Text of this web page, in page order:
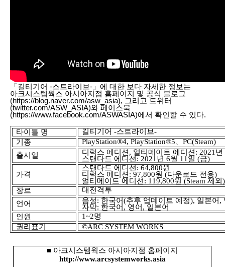
「길티기어 -스트라이브-」에 대한 보다 자세한 정보는
아크시스템웍스 아시아지점 홈페이지 및 공식 블로그
(https://blog.naver.com/asw_asia), 그리고 트위터
(twitter.com/ASW_ASIA)와 페이스북
(https://www.facebook.com/ASWASIA)에서 확인할 수 있다.
타이틀 명 길티기어 -스트라이브-
기종
PlayStation®4, PlayStation®5 、PC(Steam)
출시 일 디럭스 에디션 , 얼티메이트 에디션 : 2021 년
스탠다드 에디션 : 2021 년 6월 11 일 (금)
가격
스탠다드 에디션 : 64,800원
디럭스 에디션 : 97,800원 (다운로드 전용)
얼티메이트 에디션 : 119,800원 (Steam제외)
장르
대전격투
언어
음성: 한국어(추후 업데이트 예정), 일본어 ,
자막: 한국어 , 영어 , 일본어
인원
1~2명
권리표기
©ARC SYSTEM WORKS
■ 아크시스템웍스 아시아지점 홈페이지
http://www.arcsystemworks.asia